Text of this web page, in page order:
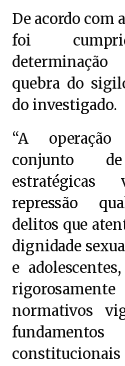
De acordo com
foi
quebra do
do investigado.
“A
conjunto
estratégicas
repressão
delitos que
dignidade
e
rigorosamente
normativos
fundamentos